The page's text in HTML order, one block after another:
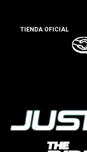
TIENDA OFICIAL